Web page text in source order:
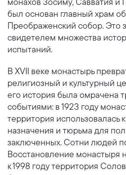
был основан главный храм
Преображенский собор. Это
свидетелем множества
испытаний.
В XVII веке монастырь
религиозный и культурный
его история была омрачена
событиями: в 1923 году
территория использовалась
назначения и тюрьма для
заключенных. Сотни людей
Восстановление монастыря
к 1998 году территория